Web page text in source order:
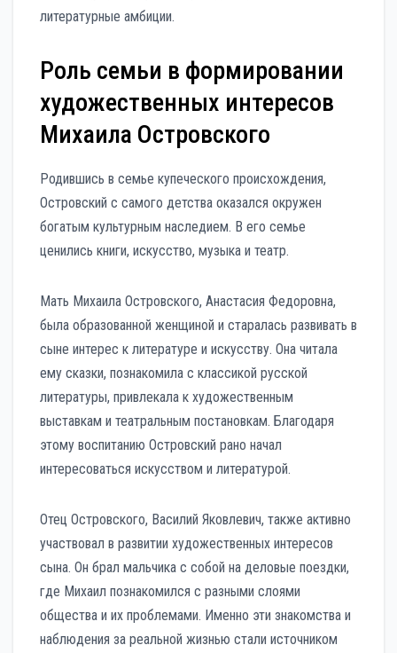
литературные амбиции.
Роль семьи в формировании
художественных интересов
Михаила Островского
Родившись в семье купеческого происхождения,
Островский с самого детства оказался окружен
богатым культурным наследием. В его семье
ценились книги, искусство, музыка и театр.
Мать Михаила Островского, Анастасия Федоровна,
была образованной женщиной и старалась развивать в
сыне интерес к литературе и искусству. Она читала
ему сказки, познакомила с классикой русской
литературы, привлекала к художественным
выставкам и театральным постановкам. Благодаря
этому воспитанию Островский рано начал
интересоваться искусством и литературой.
Отец Островского, Василий Яковлевич, также активно
участвовал в развитии художественных интересов
сына. Он брал мальчика с собой на деловые поездки,
где Михаил познакомился с разными слоями
общества и их проблемами. Именно эти знакомства и
наблюдения за реальной жизнью стали источником